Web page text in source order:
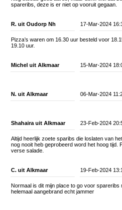
spareribs, deze is er niet op vooruit gegaan.
R. uit Oudorp Nh 17-Mar-2024
Pizza’s waren om 16.30 uur besteld voor
19.10 uur.
Michel uit Alkmaar 15-Mar-2024
N. uit Alkmaar 06-Mar-2024
Shahaira uit Alkmaar 23-Feb-2024
Altijd heerlijk zoete sparibs die loslaten van
nog nooit heb geprobeerd word het hoog tijd.
verse salade.
C. uit Alkmaar 19-Feb-2024
Normaal is dit mijn place to go voor
helemaal aangebrand echt jammer